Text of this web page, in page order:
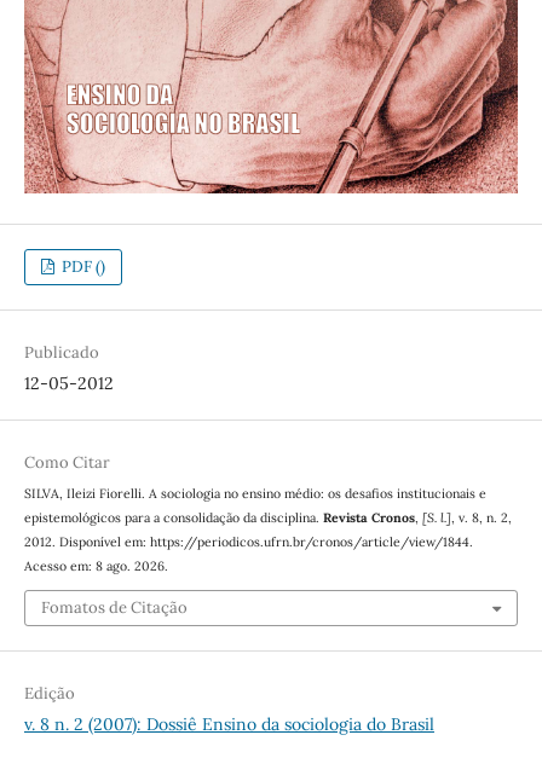
PDF ()
Publicado
12-05-2012
Como Citar
SILVA, Ileizi Fiorelli. A sociologia no ensino médio: os desafios institucionais e
epistemológicos para a consolidação da disciplina. Revista Cronos, [S. l.], v. 8, n. 2,
2012. Disponível em: https://periodicos.ufrn.br/cronos/article/view/1844.
Acesso em: 8 ago. 2026.
Fomatos de Citação
Edição
v. 8 n. 2 (2007): Dossiê Ensino da sociologia do Brasil